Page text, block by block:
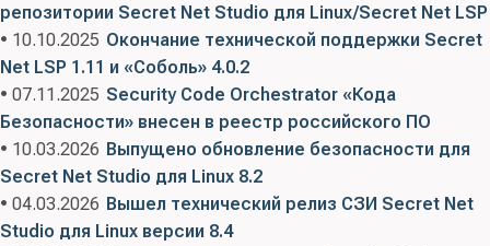
репозитории Secret Net Studio для Linux/Secret Net LSP
• 10.10.2025 Окончание технической поддержки Secret
Net LSP 1.11 и «Соболь» 4.0.2
• 07.11.2025 Security Code Orchestrator «Кода
Безопасности» внесен в реестр российского ПО
• 10.03.2026 Выпущено обновление безопасности для
Secret Net Studio для Linux 8.2
• 04.03.2026 Вышел технический релиз СЗИ Secret Net
Studio для Linux версии 8.4